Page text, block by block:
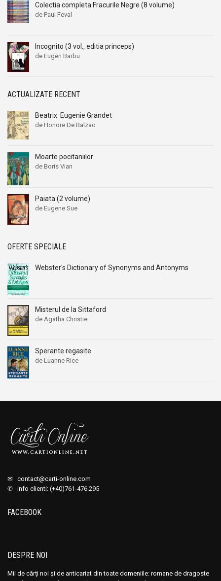
Colectia completa Fracurile Negre (8 volume)
de Paul Feval
Incognito (3 vol., editia princeps)
de Eugen Barbu
ACTUALIZATE RECENT
Beatrix. Eugenie Grandet
de Honore De Balzac
Moarte pocitaniilor
de Boris Vian
Paiata (2 volume)
de Eugene Sue
OFERTE SPECIALE
Webster's Dictionary of Synonyms and Antonyms
Misterul de la Sittaford
de Agatha Christie
Sperante regasite
de Luanne Rice
✉ contact@carti-online.com
✆ info clienti: (+40)761-476.295
FACEBOOK
DESPRE NOI
Mii de cărți noi și de anticariat din toate domeniile: romane de dragoste